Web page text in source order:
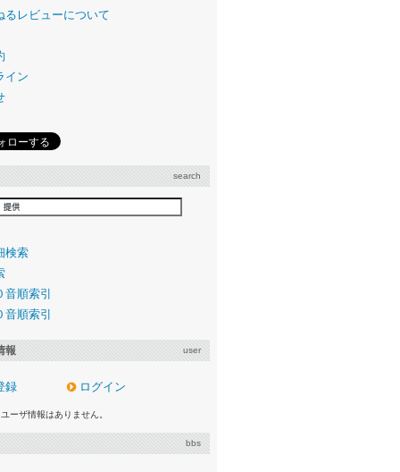
るレビューについて
イン
search
検索
順索引
順索引
報 user
録 ログイン
ーザ情報はありません。
bbs